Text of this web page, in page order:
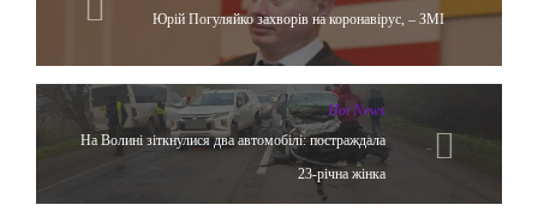
Юрій Погуляйко захворів на коронавірус, – ЗМІ
Hot News
На Волині зіткнулися два автомобілі: постраждала
23-річна жінка